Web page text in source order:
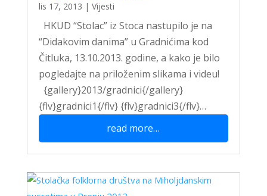
lis 17, 2013 | Vijesti
HKUD “Stolac” iz Stoca nastupilo je na
“Didakovim danima” u Gradnićima kod
Čitluka, 13.10.2013. godine, a kako je bilo
pogledajte na priloženim slikama i videu!
{gallery}2013/gradnici{/gallery}
{flv}gradnici1{/flv} {flv}gradnici3{/flv}…
read more…